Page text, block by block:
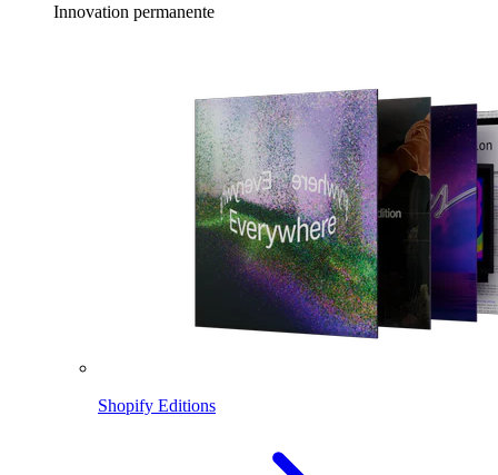
Innovation permanente
Shopify Editions